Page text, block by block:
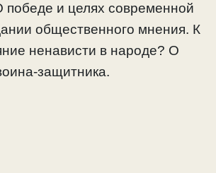
победе и целях современной
общественного мнения. К
ненависти в народе? О
защитника.